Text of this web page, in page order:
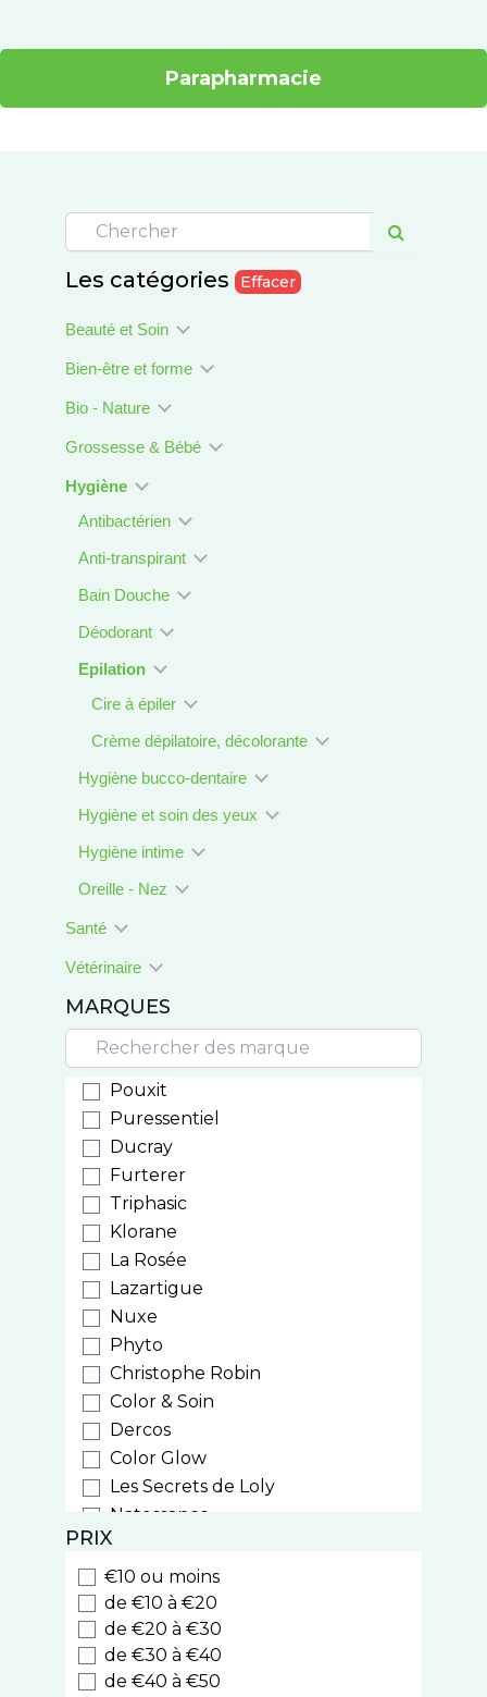
Parapharmacie
Les catégories Effacer
Beauté et Soin
Bien-être et forme
Bio - Nature
Grossesse & Bébé
Hygiène
Antibactérien
Anti-transpirant
Bain Douche
Déodorant
Epilation
Cire à épiler
Crème dépilatoire, décolorante
Hygiène bucco-dentaire
Hygiène et soin des yeux
Hygiène intime
Oreille - Nez
Santé
Vétérinaire
MARQUES
Pouxit
Puressentiel
Ducray
Furterer
Triphasic
Klorane
La Rosée
Lazartigue
Nuxe
Phyto
Christophe Robin
Color & Soin
Dercos
Color Glow
Les Secrets de Loly
Natessance
Weleda
Biocyte
Luxeol
Style
Cooper
Nodé
PRIX
€10 ou moins
de €10 à €20
de €20 à €30
de €30 à €40
de €40 à €50